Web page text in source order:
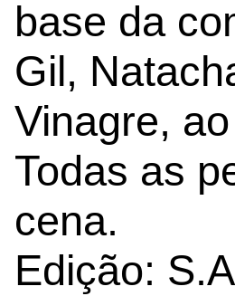
base da
Gil,
Vinagre,
Todas as
cena.
Edição: